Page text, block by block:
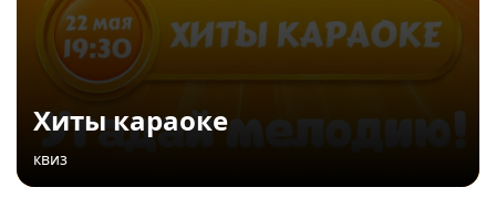
Хиты караоке
квиз